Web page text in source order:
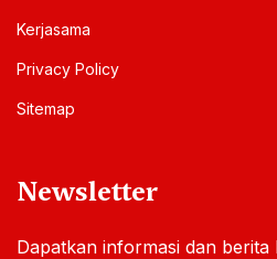
Kerjasama
Privacy Policy
Sitemap
Newsletter
Dapatkan informasi dan